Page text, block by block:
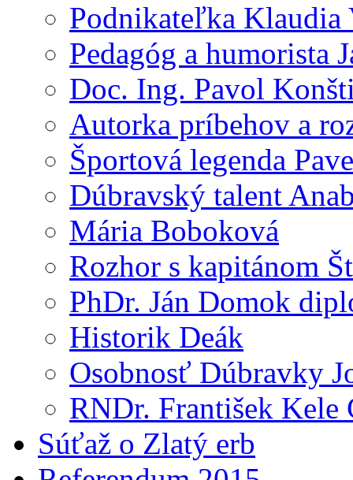
Podnikateľka Klaudia
Pedagóg a humorista
Doc. Ing. Pavol
Autorka príbehov a
Športová legenda
Dúbravský talent
Mária Boboková
Rozhor s kapitánom
PhDr. Ján Domok
Historik Deák
Osobnosť Dúbravky
RNDr. František Kele
Súťaž o Zlatý erb